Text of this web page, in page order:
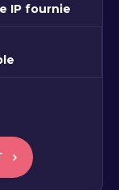
IP fournie